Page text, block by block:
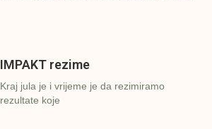
IMPAKT rezime
Kraj jula je i vrijeme je da rezimiramo
rezultate koje